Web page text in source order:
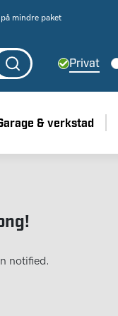
mindre paket
Privat
& verkstad
notified.